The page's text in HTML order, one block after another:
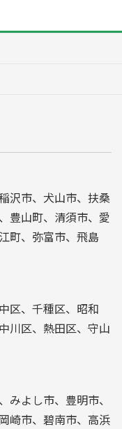
沢市、犬山市、扶桑
豊山町、清須市、愛
町、弥富市、飛島
区、千種区、昭和
川区、熱田区、守山
みよし市、豊明市、
崎市、碧南市、高浜